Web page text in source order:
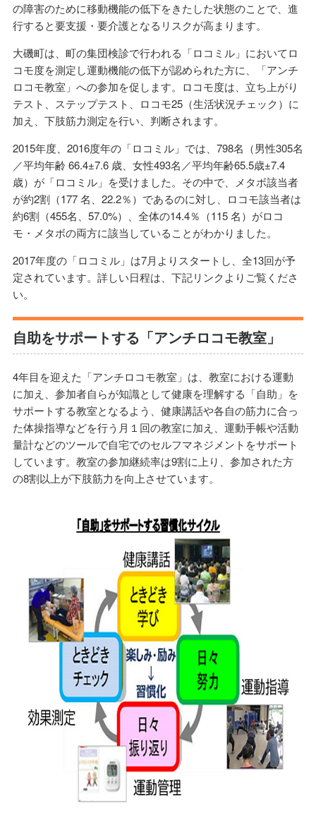
の障害のために移動機能の低下をきたした状態のことで、進
行すると要支援・要介護となるリスクが高まります。
大磯町は、町の集団検診で行われる「ロコミル」においてロ
コモ度を測定し運動機能の低下が認められた方に、「アンチ
ロコモ教室」への参加を促します。ロコモ度は、立ち上がり
テスト、ステップテスト、ロコモ25（生活状況チェック）に
加え、下肢筋力測定を行い、判断されます。
2015年度、2016度年の「ロコミル」では、798名（男性305名
／平均年齢 66.4±7.6 歳、女性493名／平均年齢65.5歳±7.4
歳）が「ロコミル」を受けました。その中で、メタボ該当者
が約2割（177 名、22.2％）であるのに対し、ロコモ該当者は
約6割（455名、57.0%）、全体の14.4％（115 名）がロコ
モ・メタボの両方に該当していることがわかりました。
2017年度の「ロコミル」は7月よりスタートし、全13回が予
定されています。詳しい日程は、下記リンクよりご覧くださ
い。
自助をサポートする「アンチロコモ教室」
4年目を迎えた「アンチロコモ教室」は、教室における運動
に加え、参加者自らが知識として健康を理解する「自助」を
サポートする教室となるよう、健康講話や各自の筋力に合っ
た体操指導などを行う月１回の教室に加え、運動手帳や活動
量計などのツールで自宅でのセルフマネジメントをサポート
しています。教室の参加継続率は9割に上り、参加された方
の8割以上が下肢筋力を向上させています。